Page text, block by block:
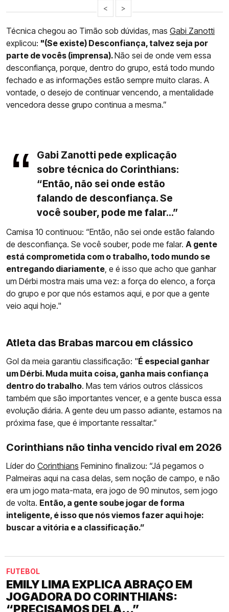
< >
Técnica chegou ao Timão sob dúvidas, mas Gabi Zanotti
explicou: "(Se existe) Desconfiança, talvez seja por
parte de vocês (imprensa).Não sei de onde vem essa
desconfiança, porque, dentro do grupo, está todo mundo
fechado e as informações estão sempre muito claras. A
vontade, o desejo de continuar vencendo, a mentalidade
vencedora desse grupo continua a mesma.”
Gabi Zanotti pede explicação
sobre técnica do Corinthians:
“Então, não sei onde estão
falando de desconfiança. Se
você souber, pode me falar...”
Camisa 10 continuou: “Então, não sei onde estão falando
de desconfiança. Se você souber, pode me falar. A gente
está comprometida com o trabalho, todo mundo se
entregando diariamente, e é isso que acho que ganhar
um Dérbi mostra mais uma vez: a força do elenco, a força
do grupo e por que nós estamos aqui, e por que a gente
veio aqui hoje."
Atleta das Brabas marcou em clássico
Gol da meia garantiu classificação: "É especial ganhar
um Dérbi. Muda muita coisa, ganha mais confiança
dentro do trabalho. Mas tem vários outros clássicos
também que são importantes vencer, e a gente busca essa
evolução diária. A gente deu um passo adiante, estamos na
próxima fase, que é importante ressaltar.”
Corinthians não tinha vencido rival em 2026
Líder do Corinthians Feminino finalizou: “Já pegamos o
Palmeiras aqui na casa delas, sem noção de campo, e não
era um jogo mata-mata, era jogo de 90 minutos, sem jogo
de volta. Então, a gente soube jogar de forma
inteligente, é isso que nós viemos fazer aqui hoje:
buscar a vitória e a classificação.”
FUTEBOL
EMILY LIMA EXPLICA ABRAÇO EM
JOGADORA DO CORINTHIANS:
“PRECISAMOS DELA...”